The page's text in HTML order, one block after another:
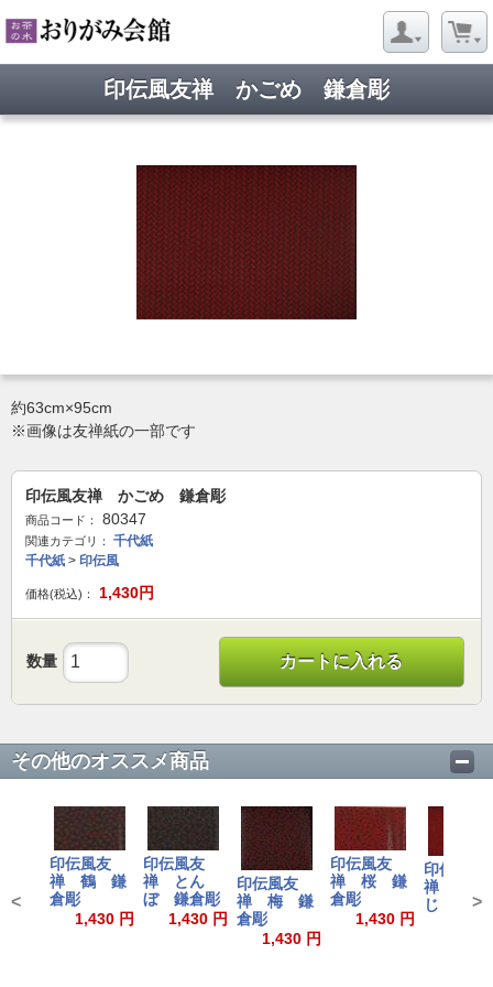
印伝風友禅 かごめ 鎌倉彫
約63cm×95cm
※画像は友禅紙の一部です
印伝風友禅 かごめ 鎌倉彫
商品コード： 80347
関連カテゴリ：
千代紙
千代紙 > 印伝風
価格(税込)： 1,430円
数量 カートに入れる
その他のオススメ商品
印伝風友
禅 鶴 鎌
倉彫
1,430 円
印伝風友
禅 とん
ぼ 鎌倉彫
1,430 円
印伝風友
禅 梅 鎌
倉彫
1,430 円
印伝風友
禅 桜 鎌
倉彫
1,430 円
印伝風友
禅 もみ
じ 鎌倉
< >